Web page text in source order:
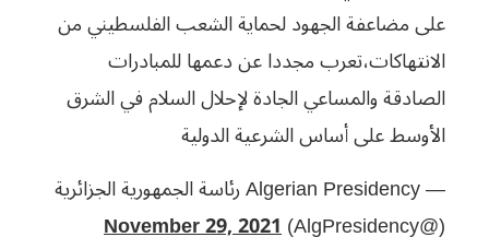
على مضاعفة الجهود لحماية الشعب الفلسطيني من
الانتهاكات،تعرب مجددا عن دعمها للمبادرات
الصادقة والمساعي الجادة لإحلال السلام في الشرق
الأوسط على أساس الشرعية الدولية
— Algerian Presidency رئاسة الجمهورية الجزائرية
(@AlgPresidency)
November 29, 2021